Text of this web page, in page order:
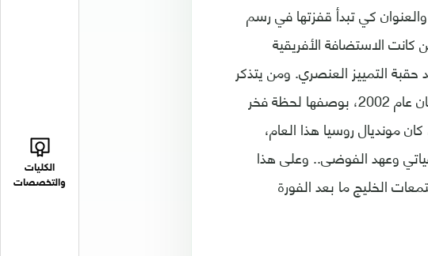
الكليات
والتخصصات
كي تبدأ قفزتها في رسم
معاصر وجديد. فمن يتذكر جنوب أفريقيا عام 2010، حين كانت الاستضافة الأفريقية
التمييز العنصري. ومن يتذكر
أيضاً الاستضافة الآسيوية الأولى المشتركة ما بين كوريا الجنوبية واليابان عام 2002، بوصفها لحظة فخر
مونديال روسيا هذا العام،
وعهد الفوضى.. وعلى هذا
الخليج ما بعد الفورة